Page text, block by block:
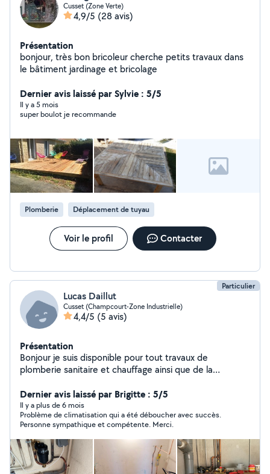
Cusset (Zone Verte)
4,9/5 (28 avis)
Présentation
bonjour, très bon bricoleur cherche petits travaux dans
le bâtiment jardinage et bricolage
Dernier avis laissé par Sylvie : 5/5
Il y a 5 mois
super boulot je recommande
Plomberie Déplacement de tuyau
Voir le profil Contacter
Particulier
Lucas Daillut
Cusset (Champcourt-Zone Industrielle)
4,4/5 (5 avis)
Présentation
Bonjour je suis disponible pour tout travaux de
plomberie sanitaire et chauffage ainsi que de la
Dernier avis laissé par Brigitte : 5/5
Il y a plus de 6 mois
Problème de climatisation qui a été déboucher avec succès.
Personne sympathique et compétente. Merci.